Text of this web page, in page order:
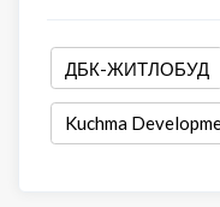
ДБК-ЖИТЛОБУД
Kuchma